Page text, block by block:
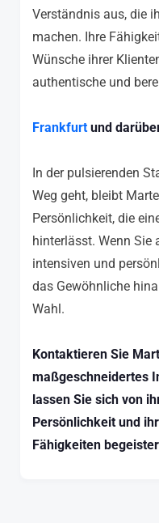
Verständnis aus, die
machen. Ihre
Wünsche ihrer
authentische und
Frankfurt und
In der pulsierenden
Weg geht, bleibt
Persönlichkeit, die
hinterlässt. Wenn Sie
intensiven und
das Gewöhnliche
Wahl.
Kontaktieren Sie
maßgeschneidertes
lassen Sie sich von
Persönlichkeit und
Fähigkeiten